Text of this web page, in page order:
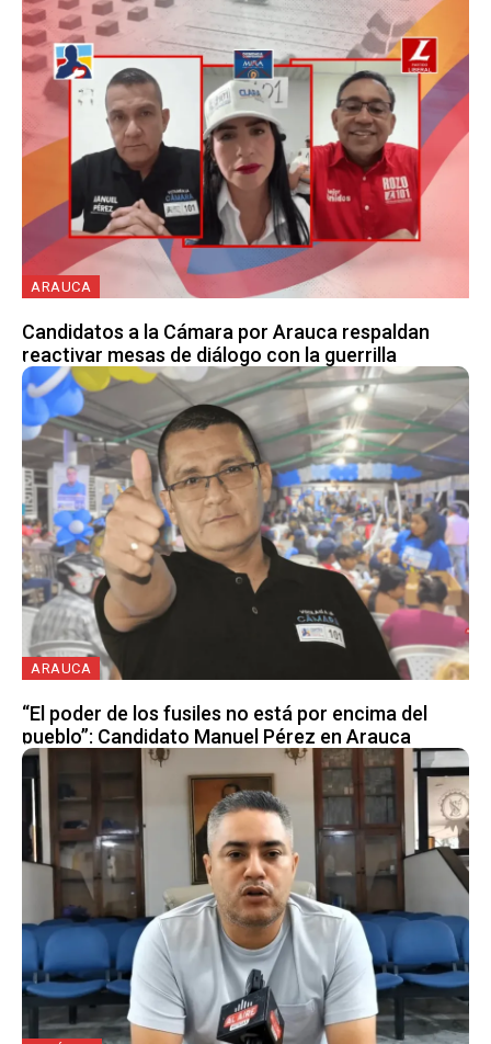
ARAUCA
Candidatos a la Cámara por Arauca respaldan
reactivar mesas de diálogo con la guerrilla
ARAUCA
“El poder de los fusiles no está por encima del
pueblo”: Candidato Manuel Pérez en Arauca